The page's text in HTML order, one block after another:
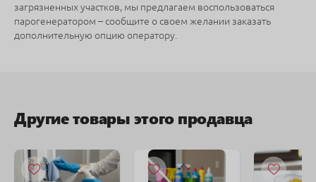
загрязненных участков, мы предлагаем воспользоваться
парогенератором – сообщите о своем желании заказать
дополнительную опцию оператору.
Другие товары этого продавца